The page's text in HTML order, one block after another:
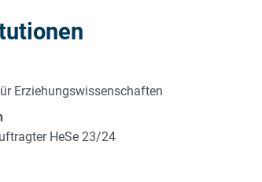
Erziehungswissenschaften
HeSe 23/24